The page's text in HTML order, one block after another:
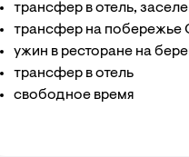
трансфер в отель,
трансфер на побережье
ужин в ресторане на
трансфер в отель
свободное время